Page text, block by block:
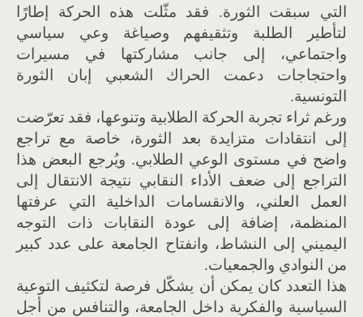
التي سبقت الثورة. فقد مثّلت هذه الحركة إطارًا
لتأطير الطلبة وتثقيفهم وصياغة وعي سياسي
واجتماعي، إلى جانب مشاركتها في مسيرات
واحتجاجات دعمت الحراك الشعبي إبان الثورة
التونسية.
ورغم ثراء تجربة الحركة الطلابية وتنوعها، فقد تعرّضت
إلى انتقادات متزايدة بعد الثورة، خاصة مع تراجع
واضح في مستوى الوعي الطلابي. ويُرجع البعض هذا
التراجع إلى ضعف الأداء النقابي نتيجة الانتقال إلى
العمل العلني، والانقسامات الداخلية التي عرفتها
المنظمة، إضافة إلى عودة النقابات ذات التوجه
اليميني إلى النشاط، وانفتاح الجامعة على عدد كبير
من النوادي والجمعيات.
هذا التعدد كان يمكن أن يشكّل فرصة لتكثيف التوعية
السياسية والفكرية داخل الجامعة، والتنافس من أجل